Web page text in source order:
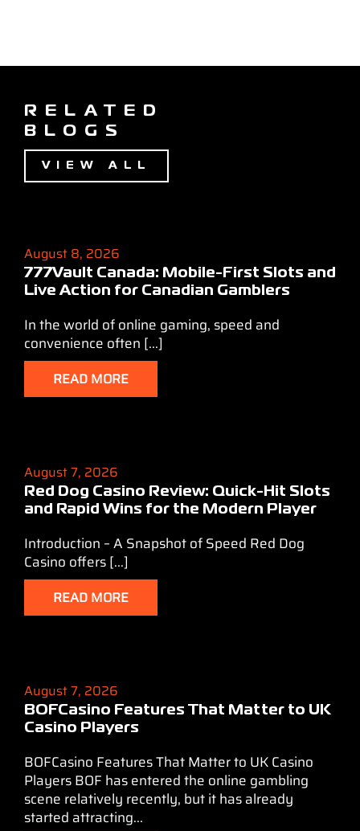
RELATED
BLOGS
VIEW ALL
August 8, 2026
777Vault Canada: Mobile‑First Slots and
Live Action for Canadian Gamblers
In the world of online gaming, speed and
convenience often [...]
READ MORE
August 7, 2026
Red Dog Casino Review: Quick‑Hit Slots
and Rapid Wins for the Modern Player
Introduction – A Snapshot of Speed Red Dog
Casino offers [...]
READ MORE
August 7, 2026
BOFCasino Features That Matter to UK
Casino Players
BOFCasino Features That Matter to UK Casino
Players BOF has entered the online gambling
scene relatively recently, but it has already
started attracting...